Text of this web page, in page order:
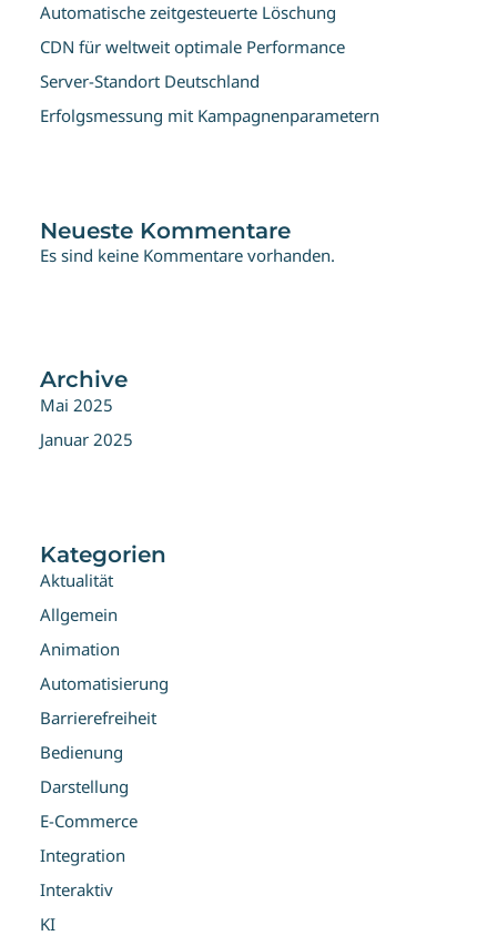
Automatische zeitgesteuerte Löschung
CDN für weltweit optimale Performance
Server-Standort Deutschland
Erfolgsmessung mit Kampagnenparametern
Neueste Kommentare
Es sind keine Kommentare vorhanden.
Archive
Mai 2025
Januar 2025
Kategorien
Aktualität
Allgemein
Animation
Automatisierung
Barrierefreiheit
Bedienung
Darstellung
E-Commerce
Integration
Interaktiv
KI